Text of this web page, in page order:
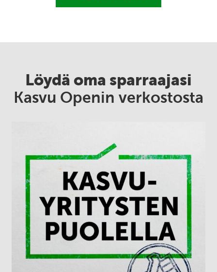
Löydä oma sparraajasi
Kasvu Openin verkostosta